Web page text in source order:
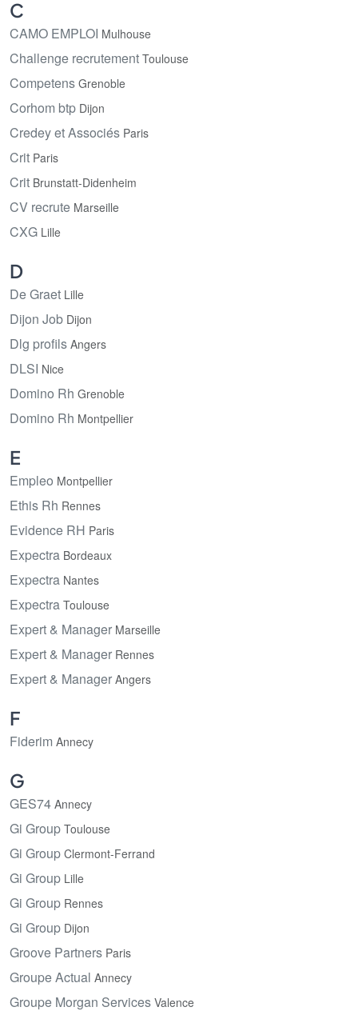
C
CAMO EMPLOI Mulhouse
Challenge recrutement Toulouse
Competens Grenoble
Corhom btp Dijon
Credey et Associés Paris
Crit Paris
Crit Brunstatt-Didenheim
CV recrute Marseille
CXG Lille
D
De Graet Lille
Dijon Job Dijon
Dlg profils Angers
DLSI Nice
Domino Rh Grenoble
Domino Rh Montpellier
E
Empleo Montpellier
Ethis Rh Rennes
Evidence RH Paris
Expectra Bordeaux
Expectra Nantes
Expectra Toulouse
Expert & Manager Marseille
Expert & Manager Rennes
Expert & Manager Angers
F
Fiderim Annecy
G
GES74 Annecy
Gi Group Toulouse
Gi Group Clermont-Ferrand
Gi Group Lille
Gi Group Rennes
Gi Group Dijon
Groove Partners Paris
Groupe Actual Annecy
Groupe Morgan Services Valence